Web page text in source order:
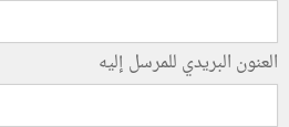
العنون البريدي للمرسل إليه